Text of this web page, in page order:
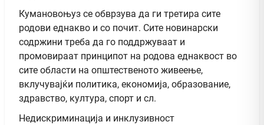
Кумановоњуз се обврзува да ги третира сите
родови еднакво и со почит. Сите новинарски
содржини треба да го поддржуваат и
промовираат принципот на родова еднаквост во
сите области на општественото живеење,
вклучувајќи политика, економија, образование,
здравство, култура, спорт и сл.
Недискриминација и инклузивност